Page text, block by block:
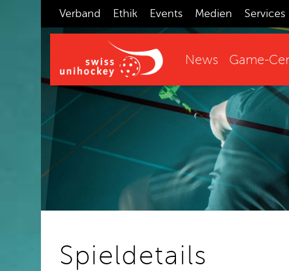
Verband Ethik Events Medien Services
News Game-
Spieldetails